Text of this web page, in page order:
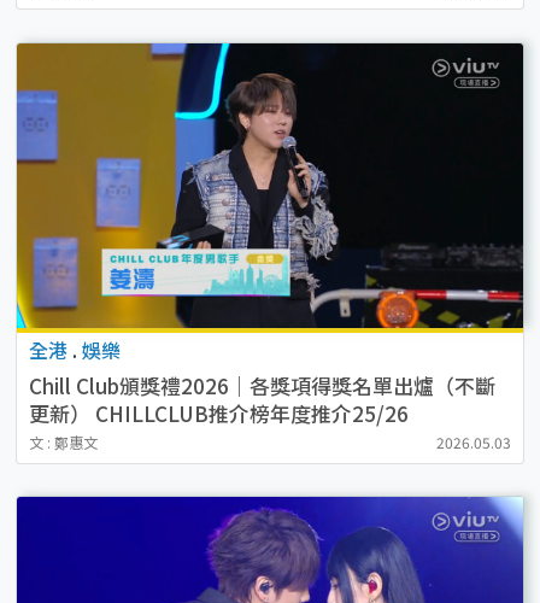
全港 . 娛樂
Chill Club頒獎禮2026｜各獎項得獎名單出爐（不斷
更新） CHILLCLUB推介榜年度推介25/26
文 : 鄭惠文 2026.05.03